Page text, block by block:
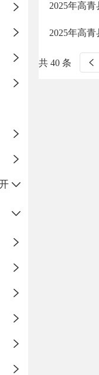
2025年高
2025年高
共 40 条